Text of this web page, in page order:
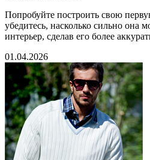
Попробуйте построить свою
убедитесь, насколько сильно она
интерьер, сделав его более
01.04.2026